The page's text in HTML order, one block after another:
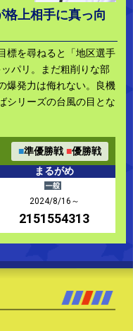
上相手に真っ向
標を尋ねると「地区選手
パリ。まだ粗削りな部
爆発力は侮れない。良機
シリーズの台風の目とな
■準優勝戦 ■優勝戦
まるがめ
2024/8/16～
2151554313